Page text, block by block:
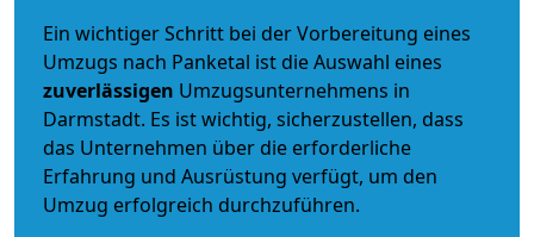
Ein wichtiger Schritt bei der Vorbereitung eines
Umzugs nach Panketal ist die Auswahl eines
zuverlässigen Umzugsunternehmens in
Darmstadt. Es ist wichtig, sicherzustellen, dass
das Unternehmen über die erforderliche
Erfahrung und Ausrüstung verfügt, um den
Umzug erfolgreich durchzuführen.